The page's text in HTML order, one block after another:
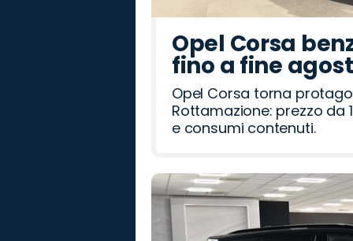
Opel Corsa
fino a fine
Opel Corsa torna
Rottamazione: prezzo da
e consumi contenuti.